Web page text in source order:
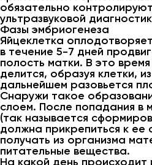
обязательно
ультразвуковой
Фазы эмбриогенеза
Яйцеклетка
в течение 5-7 дней
полость матки. В это
делится, образуя клетки,
дальнейшем разовьется
Снаружи такое
слоем. После попадания в
(так называется
должна прикрепиться к ее
получать из организма
питательные вещества.
На какой день происходит